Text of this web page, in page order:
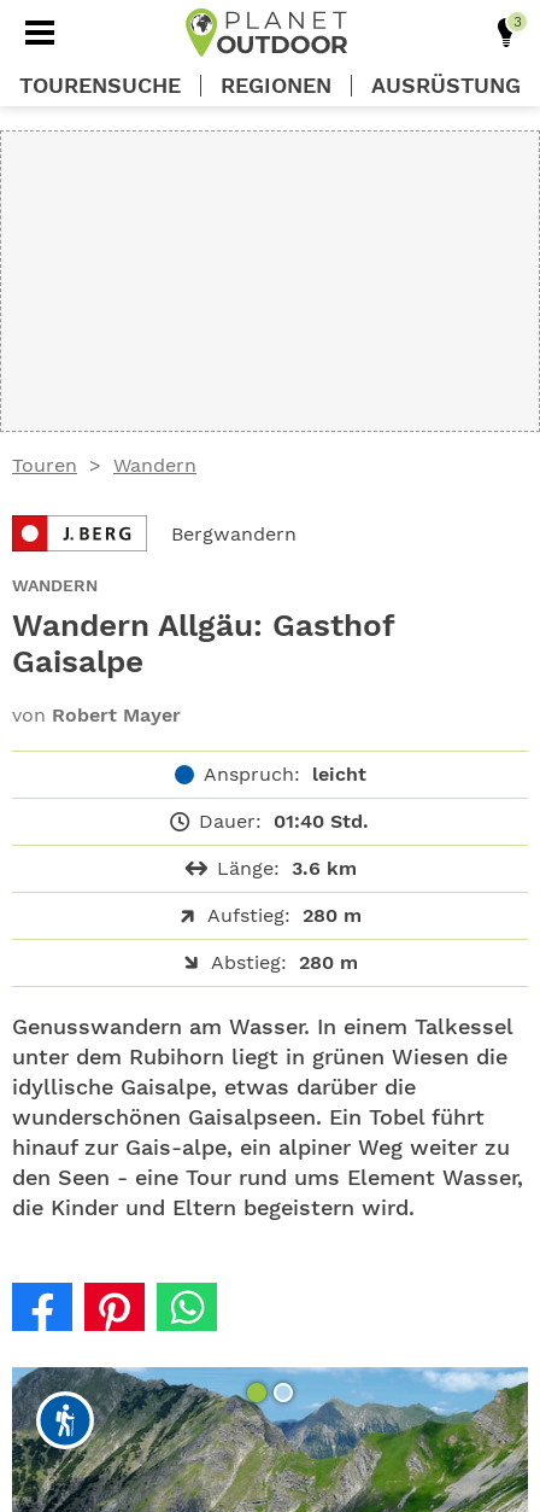
Touren Wandern
Bergwandern
WANDERN
Wandern Allgäu: Gasthof
Gaisalpe
von Robert Mayer
Anspruch: leicht
Dauer: 01:40 Std.
Länge: 3.6 km
Aufstieg: 280 m
Abstieg: 280 m
Genusswandern am Wasser. In einem Talkessel
unter dem Rubihorn liegt in grünen Wiesen die
idyllische Gaisalpe, etwas darüber die
wunderschönen Gaisalpseen. Ein Tobel führt
hinauf zur Gais-alpe, ein alpiner Weg weiter zu
den Seen - eine Tour rund ums Element Wasser,
die Kinder und Eltern begeistern wird.
TOURENSUCHE REGIONEN AUSRÜSTUNG
ABO
GEWINNEN
NEWSLETTER
SHOP